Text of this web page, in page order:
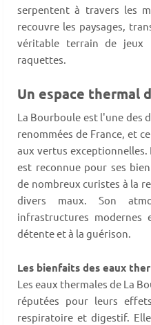
serpentent à travers les
recouvre les paysages,
véritable terrain de
raquettes.
Un espace thermal
La Bourboule est l'une des
renommées de France, et
aux vertus exceptionnelles.
est reconnue pour ses
de nombreux curistes à la
divers maux. Son
infrastructures
détente et à la guérison.
Les bienfaits des eaux
Les eaux thermales de La
réputées pour leurs
respiratoire et digestif.